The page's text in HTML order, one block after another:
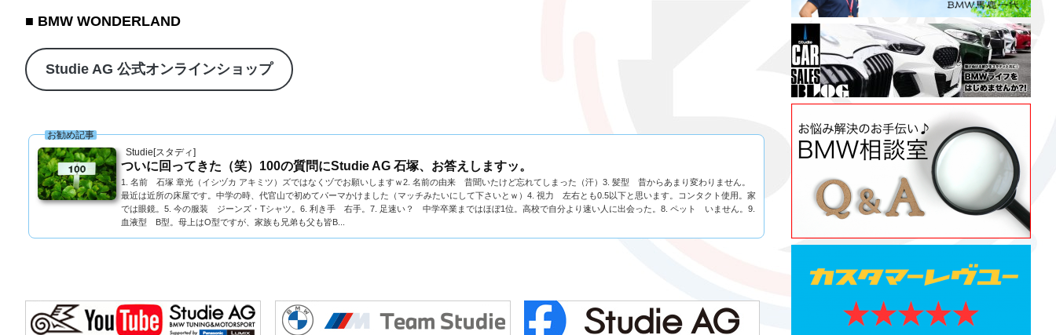
■ BMW WONDERLAND
Studie AG 公式オンラインショップ
Studie[スタディ]
お勧め記事
ついに回ってきた（笑）100の質問にStudie AG 石塚、お答えしますッ。
1. 名前 石塚 章光（イシヅカ アキミツ）ズではなくヅでお願いしますｗ2. 名前の由来 昔聞いたけど忘れてしまった（汗）3. 髪型 昔からあまり変わりません。
最近は近所の床屋です。中学の時、代官山で初めてパーマかけました（マッチみたいにして下さいとｗ）4. 視力 左右とも0.5以下と思います。コンタクト使用。家
では眼鏡。5. 今の服装 ジーンズ・Tシャツ。6. 利き手 右手。7. 足速い？ 中学卒業まではほぼ1位。高校で自分より速い人に出会った。8. ペット いません。9.
血液型 B型。母上はO型ですが、家族も兄弟も父も皆B...